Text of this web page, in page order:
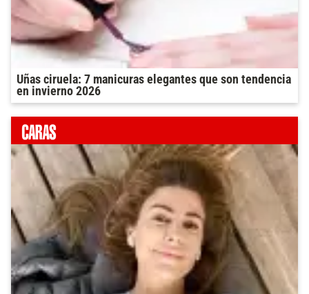
Uñas ciruela: 7 manicuras elegantes que son tendencia
en invierno 2026